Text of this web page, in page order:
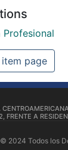
Profesional
item page
FRENTE A
© 2024 Todos los